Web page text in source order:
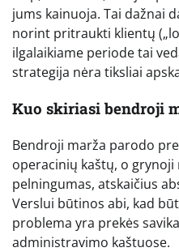
jums kainuoja. Tai dažnai
norint pritraukti klientų
ilgalaikiame periode tai
strategija nėra tiksliai
Kuo skiriasi bendroji
Bendroji marža parodo
operacinių kaštų, o
pelningumas, atskaičius
Verslui būtinos abi, kad
problema yra prekės
administravimo kaštuose.